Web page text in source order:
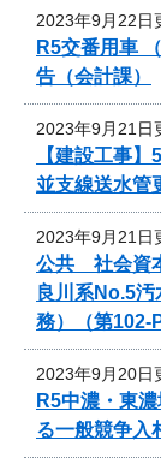
2023年9月22日
R5交番用車
告（会計課）
2023年9月21日
【建設工事
並支線送水管
2023年9月21日
公共 社会資
良川系No.5
務）（第102-
2023年9月20日
R5中濃・東
る一般競争入